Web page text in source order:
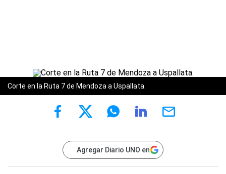
Corte en la Ruta 7 de Mendoza a Uspallata.
Agregar Diario UNO en